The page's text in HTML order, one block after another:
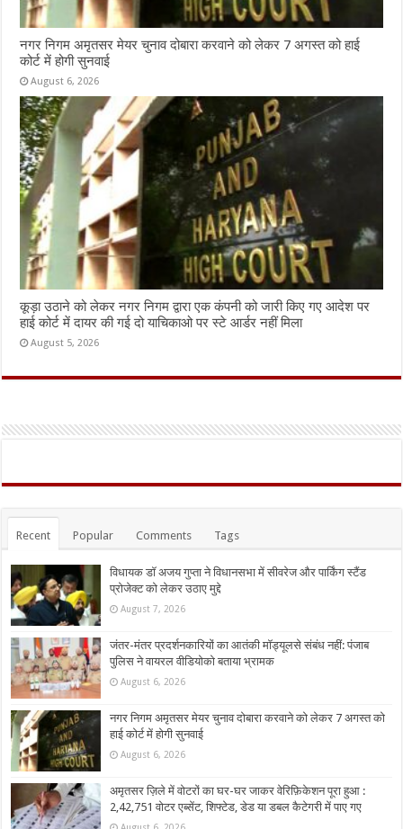
नगर निगम अमृतसर मेयर चुनाव दोबारा करवाने को लेकर 7 अगस्त को हाई
कोर्ट में होगी सुनवाई
August 6, 2026
कूड़ा उठाने को लेकर नगर निगम द्वारा एक कंपनी को जारी किए गए आदेश पर
हाई कोर्ट में दायर की गई दो याचिकाओ पर स्टे आर्डर नहीं मिला
August 5, 2026
Recent Popular Comments Tags
विधायक डॉ अजय गुप्ता ने विधानसभा में सीवरेज और पार्किंग स्टैंड
प्रोजेक्ट को लेकर उठाए मुद्दे
August 7, 2026
जंतर-मंतर प्रदर्शनकारियों का आतंकी मॉड्यूलसे संबंध नहीं: पंजाब
पुलिस ने वायरल वीडियोको बताया भ्रामक
August 6, 2026
नगर निगम अमृतसर मेयर चुनाव दोबारा करवाने को लेकर 7 अगस्त को
हाई कोर्ट में होगी सुनवाई
August 6, 2026
अमृतसर ज़िले में वोटरों का घर-घर जाकर वेरिफ़िकेशन पूरा हुआ :
2,42,751 वोटर एब्सेंट, शिफ्टेड, डेड या डबल कैटेगरी में पाए गए